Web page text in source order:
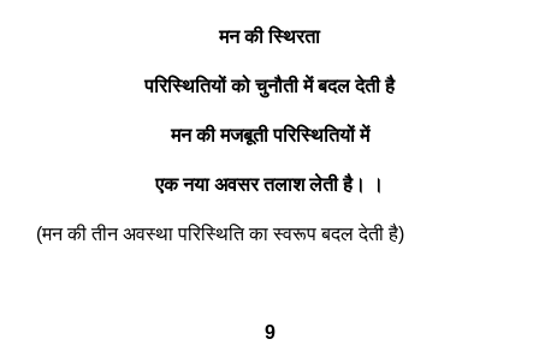
मन की स्थिरता
परिस्थितियों को चुनौती में बदल देती है
मन की मजबूती परिस्थितियों में
एक नया अवसर तलाश लेती है। ।
(मन की तीन अवस्था परिस्थिति का स्वरूप बदल देती है)
9